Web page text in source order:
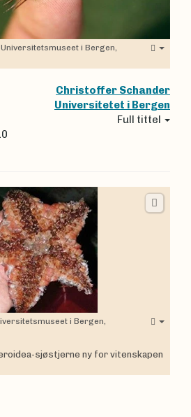
Universitetsmuseet i Bergen,
Christoffer Schander
Universitetet i Bergen
Full tittel
i Bergen,
sjøstjerne ny for vitenskapen